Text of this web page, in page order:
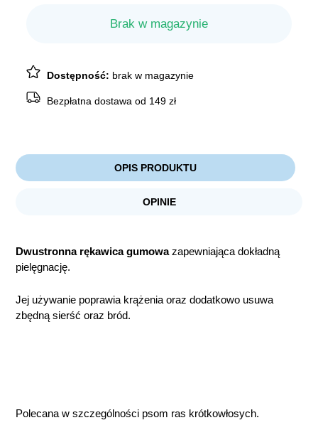
Brak w magazynie
Dostępność: brak w magazynie
Bezpłatna dostawa od 149 zł
OPIS PRODUKTU
OPINIE
Dwustronna rękawica gumowazapewniająca dokładną
pielęgnację.
Jej używanie poprawia krążenia oraz dodatkowo usuwa
zbędną sierść oraz bród.
Polecana w szczególności psom ras krótkowłosych.